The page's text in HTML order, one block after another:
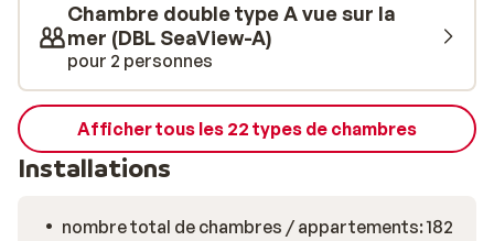
Chambre double type A vue sur la
mer (DBL SeaView-A)
pour 2 personnes
Afficher tous les 22 types de chambres
Installations
nombre total de chambres / appartements: 182